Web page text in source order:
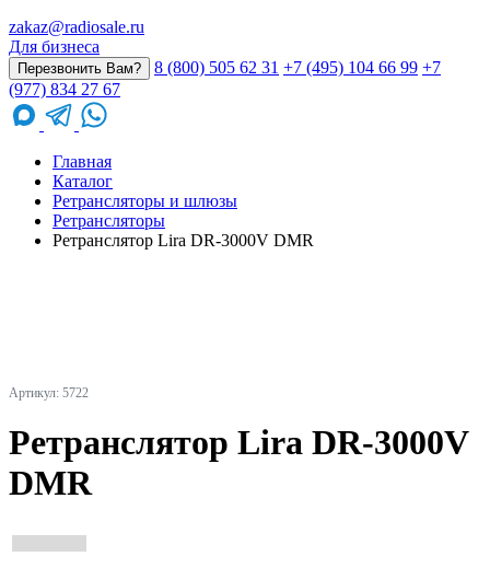
zakaz@radiosale.ru
Для бизнеса
Перезвонить Вам? 8 (800) 505 62 31 +7 (495) 104 66 99 +7
(977) 834 27 67
Главная
Каталог
Ретрансляторы и шлюзы
Ретрансляторы
Ретранслятор Lira DR-3000V DMR
Артикул: 5722
Ретранслятор Lira DR-3000V
DMR